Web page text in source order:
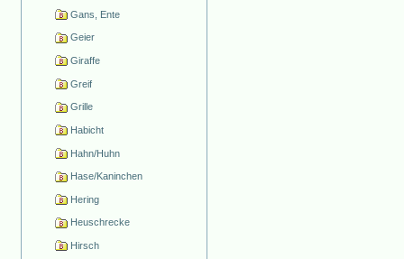
Gans, Ente
Geier
Giraffe
Greif
Grille
Habicht
Hahn/Huhn
Hase/Kaninchen
Hering
Heuschrecke
Hirsch